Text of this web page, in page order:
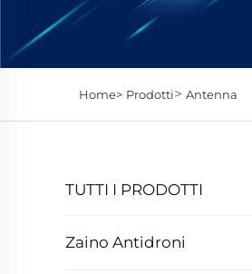
Home> Prodotti> Antenna
TUTTI I PRODOTTI
Zaino Antidroni